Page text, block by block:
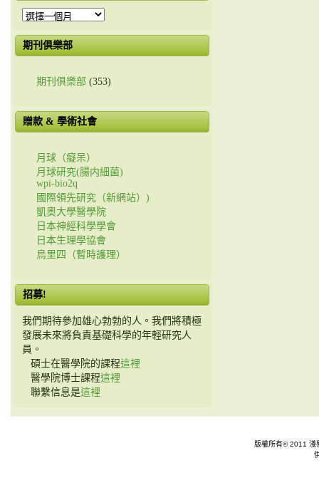
過
的
新
期刊俱樂部
期刊俱樂部 (353)
贈款 & 學術社會
月球（癡呆）
月球研究(腸内細菌)
wpi-bio2q
國際領先研究（新網站）)
凱奧大學醫學院
日本神經科學學會
日本生理學協會
烏里四（暫時護理）
招募!
我們期待參加雄心勃勃的人。我們將積極
發展未來將負責基礎科學的年輕研究人
員。
碩士在醫學院的課程這裡
醫學院博士課程這裡
聯繫信息是這裡
版權所有© 2011 淺